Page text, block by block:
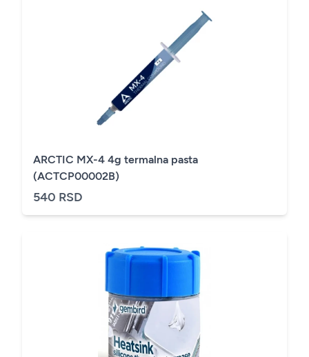
ARCTIC MX-4 4g termalna pasta
(ACTCP00002B)
540 RSD